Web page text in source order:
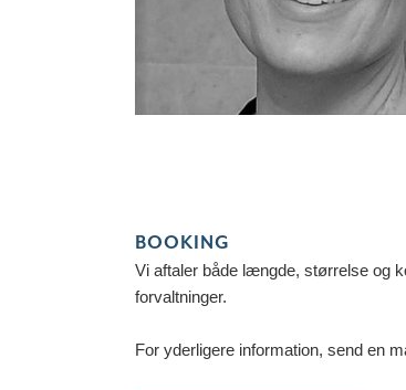
BOOKING
Vi aftaler både længde, størrelse og
forvaltninger.
For yderligere information, send en